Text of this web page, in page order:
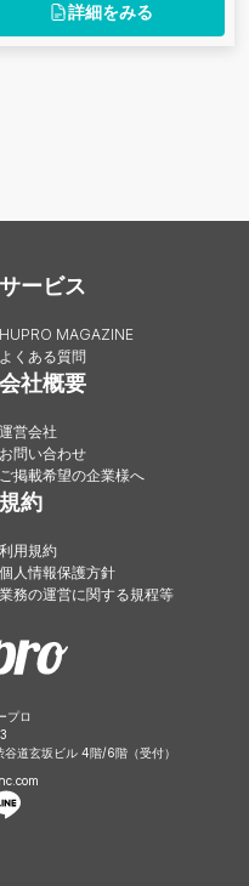
詳細をみる
サービス
HUPRO MAGAZINE
よくある質問
会社概要
運営会社
お問い合わせ
ご掲載希望の企業様へ
規約
利用規約
個人情報保護方針
業務の運営に関する規程等
プロ
道玄坂ビル 4階/6階（受付）